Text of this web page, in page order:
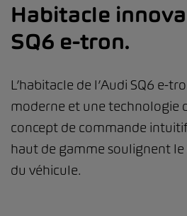
Habitacle
SQ6 e-tron.
L’habitacle de l’Audi SQ6 e-
moderne et une technologie
concept de commande
haut de gamme soulignent
du véhicule.